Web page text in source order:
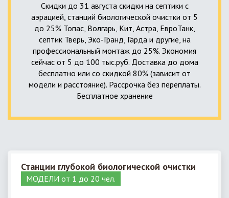
Скидки до 31 августа скидки на септики с
аэрацией, станций биологической очистки от 5
до 25% Топас, Волгарь, Кит, Астра, ЕвроТанк,
септик Тверь, Эко-Гранд, Гарда и другие, на
профессиональный монтаж до 25%. Экономия
сейчас от 5 до 100 тыс.руб. Доставка до дома
бесплатно или со скидкой 80% (зависит от
модели и расстояние). Рассрочка без переплаты.
Бесплатное хранение
Станции глубокой биологической очистки
МОДЕЛИ от 1 до 20 чел.